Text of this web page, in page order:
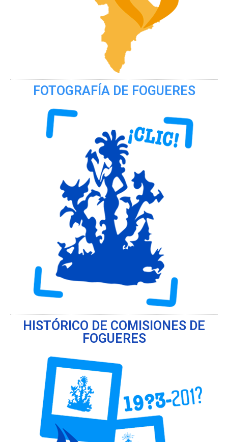
FOTOGRAFÍA DE FOGUERES
HISTÓRICO DE COMISIONES DE
FOGUERES